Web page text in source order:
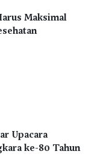
Maksimal
Upacara
ke-80 Tahun